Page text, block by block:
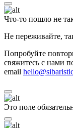
Что-то пошло не
Не переживайте,
Попробуйте
свяжитесь с нами
email
Это поле